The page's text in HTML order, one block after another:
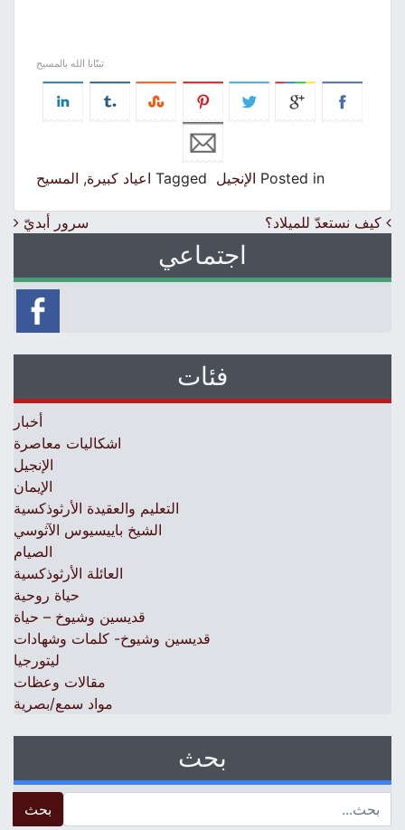
تبنّانا الله بالمسيح
Posted in الإنجيل Tagged اعياد كبيرة,المسيح
Post navigation
كيف نستعدّ للميلاد؟ سرور أبديّ
اجتماعي
فئات
أخبار
اشكاليات معاصرة
الإنجيل
الإيمان
التعليم والعقيدة الأرثوذكسية
الشيخ باييسيوس الآثوسي
الصيام
العائلة الأرثوذكسية
حياة روحية
قديسين وشيوخ – حياة
قديسين وشيوخ- كلمات وشهادات
ليتورجيا
مقالات وعظات
مواد سمع/بصرية
بحث